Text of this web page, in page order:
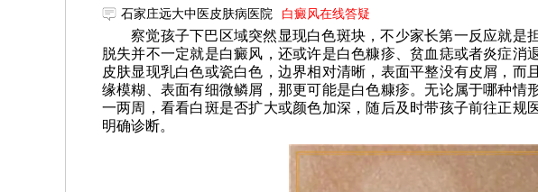
石家庄远大中医皮肤病医院 白癜风在线答疑
察觉孩子下巴区域突然显现白色斑块，不少家长第一反应就是
脱失并不一定就是白癜风，还或许是白色糠疹、贫血痣或者炎症消
皮肤显现乳白色或瓷白色，边界相对清晰，表面平整没有皮屑，而
缘模糊、表面有细微鳞屑，那更可能是白色糠疹。无论属于哪种情
一两周，看看白斑是否扩大或颜色加深，随后及时带孩子前往正规
明确诊断。